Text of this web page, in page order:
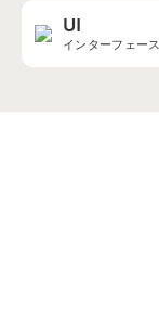
UI
インターフェース